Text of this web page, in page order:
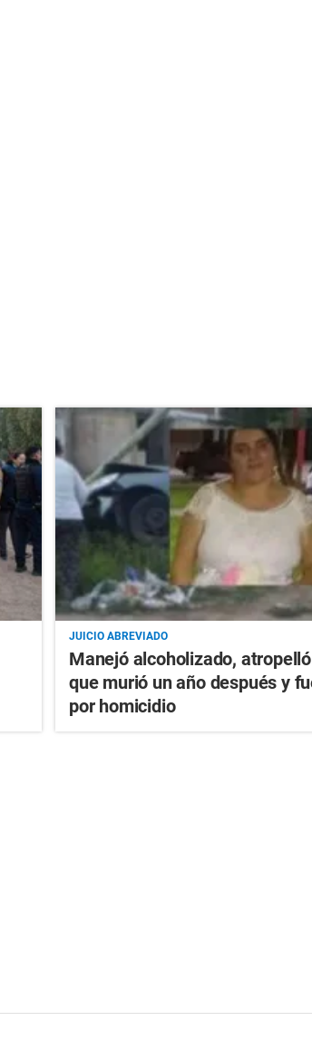
JUICIO ABREVIADO
Manejó alcoholizado,
que murió un año después y
por homicidio